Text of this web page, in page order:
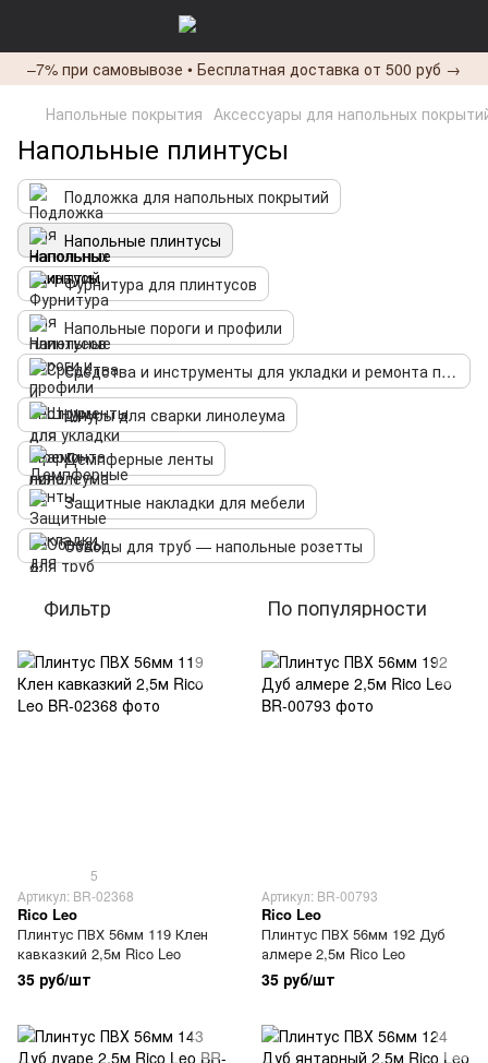
–7% при самовывозе • Бесплатная доставка от 500 руб →
Напольные покрытия Аксессуары для напольных
Напольные плинтусы
Подложка для напольных покрытий
Напольные плинтусы
Фурнитура для плинтусов
Напольные пороги и профили
Средства и инструменты для укладки и ремонта пола
Шнуры для сварки линолеума
Демпферные ленты
Защитные накладки для мебели
Обводы для труб — напольные розетты
Фильтр По популярности
5
Артикул: BR-02368
Rico Leo
Плинтус ПВХ 56мм 119 Клен
кавказкий 2,5м Rico Leo
35 руб/шт
Артикул: BR-00793
Rico Leo
Плинтус ПВХ 56мм 192 Дуб
алмере 2,5м Rico Leo
35 руб/шт